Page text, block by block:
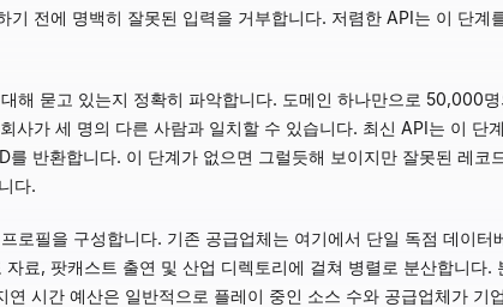
전에 명백히 잘못된 입력을 거부합니다. 저렴한 API는 이 단계
해 묻고 있는지 정확히 파악합니다. 도메인 하나만으로 50,000
가 세 명의 다른 사람과 일치할 수 있습니다. 최신 API는 이 단
반환합니다. 이 단계가 없으면 그럴듯해 보이지만 잘못된 레코
다.
로필을 구성합니다. 기존 공급업체는 여기에서 단일 독점 데이터
료, 팟캐스트 출연 및 산업 디렉토리에 걸쳐 병렬로 분산합니다.
시간 예산은 일반적으로 플레이 중인 소스 수와 공급업체가 기